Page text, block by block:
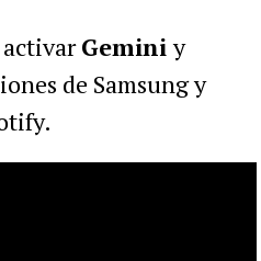
activarGeminiy
de Samsung y